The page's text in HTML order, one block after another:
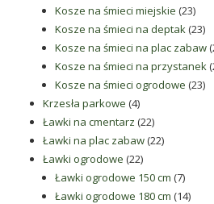
Kosze na śmieci miejskie 2323
Kosze na śmieci na deptak 2323
Kosze na śmieci na plac zabaw
Kosze na śmieci na przystanek
Kosze na śmieci ogrodowe 2323
Krzesła parkowe 44
produkty
Ławki na cmentarz 2222
produkty
Ławki na plac zabaw 2222
Ławki ogrodowe 2222
produkty
Ławki ogrodowe 150 cm 77
Ławki ogrodowe 180 cm 1414